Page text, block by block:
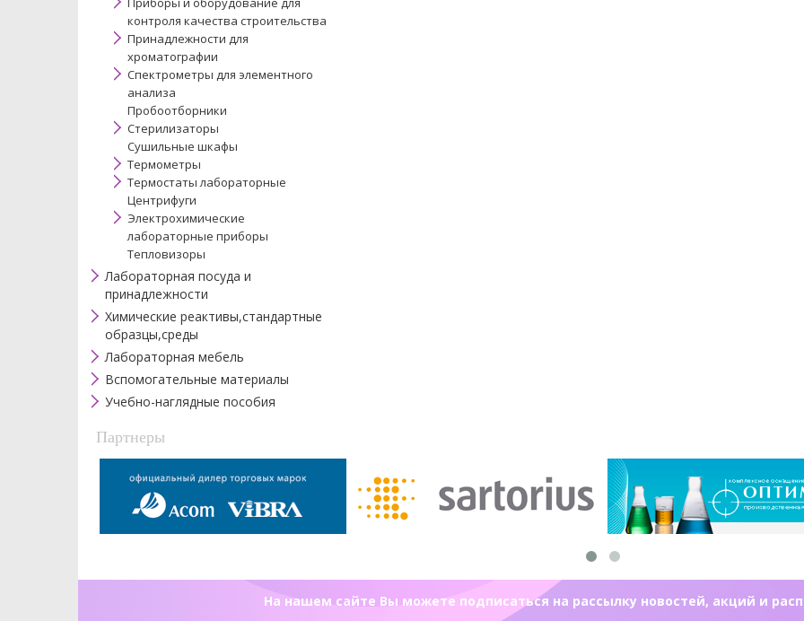
контроля качества строительства
Принадлежности для
хроматографии
Спектрометры для элементного
анализа
Пробоотборники
Стерилизаторы
Сушильные шкафы
Термометры
Термостаты лабораторные
Центрифуги
Электрохимические
лабораторные приборы
Тепловизоры
Лабораторная посуда и
принадлежности
Химические реактивы,стандартные
образцы,среды
Лабораторная мебель
Вспомогательные материалы
Учебно-наглядные пособия
Партнеры
На нашем сайте Вы можете подписаться на рассылку новостей, акций и